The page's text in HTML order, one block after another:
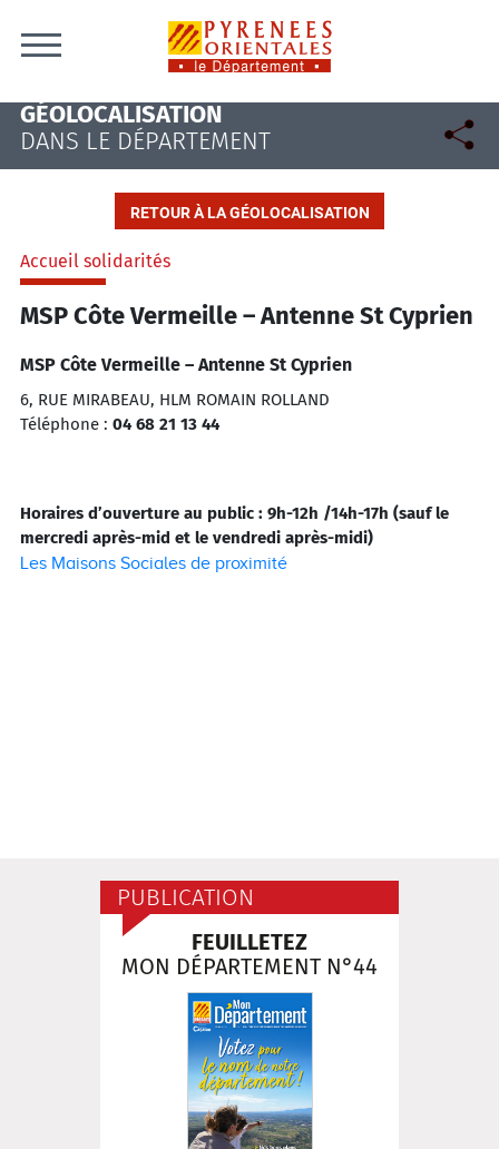
GÉOLOCALISATION
DANS LE DÉPARTEMENT
RETOUR À LA GÉOLOCALISATION
Accueil solidarités
MSP Côte Vermeille – Antenne St Cyprien
MSP Côte Vermeille – Antenne St Cyprien
6, RUE MIRABEAU, HLM ROMAIN ROLLAND
Téléphone : 04 68 21 13 44
Horaires d’ouverture au public : 9h-12h /14h-17h (sauf le
mercredi après-mid et le vendredi après-midi)
Les Maisons Sociales de proximité
PUBLICATION
FEUILLETEZ
MON DÉPARTEMENT N°44